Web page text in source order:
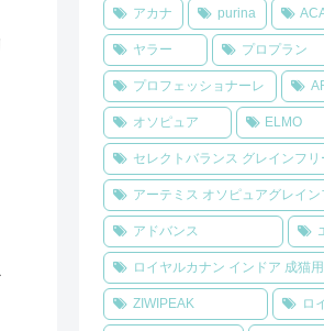
アカナ purina
ヤラー プロプラン
プロフェッショナーレ
オソピュア ELMO
セレクトバランス グレインフリ
アーテミス オソピュアグレイン
アドバンス
ロイヤルカナン インドア 成猫用
ZIWIPEAK ロ